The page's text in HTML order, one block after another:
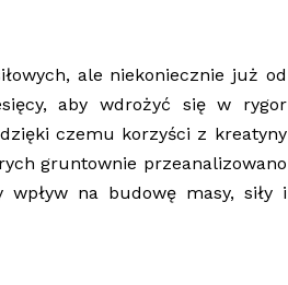
ale niekoniecznie już od
aby wdrożyć się w rygor
czemu korzyści z kreatyny
gruntownie przeanalizowano
wpływ na budowę masy, siły i